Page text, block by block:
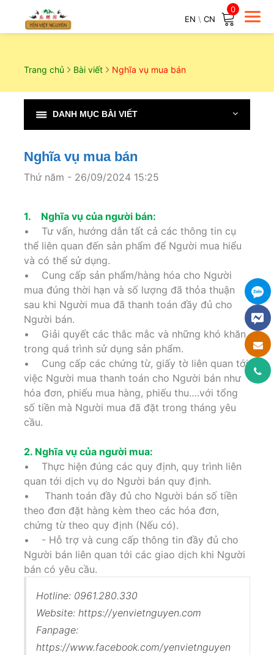
0
EN \ CN
Trang chủ Bài viết Nghĩa vụ mua bán
DANH MỤC BÀI VIẾT
Nghĩa vụ mua bán
Thứ năm - 26/09/2024 15:25
1. Nghĩa vụ của người bán:
• Tư vấn, hướng dẫn tất cả các thông tin cụ
thể liên quan đến sản phẩm để Người mua hiểu
và có thể sử dụng.
• Cung cấp sản phẩm/hàng hóa cho Người
mua đúng thời hạn và số lượng đã thỏa thuận
sau khi Người mua đã thanh toán đầy đủ cho
Người bán.
• Giải quyết các thắc mắc và những khó khăn
trong quá trình sử dụng sản phẩm.
• Cung cấp các chứng từ, giấy tờ liên quan tới
việc Người mua thanh toán cho Người bán như
hóa đơn, phiếu mua hàng, phiếu thu….với tổng
số tiền mà Người mua đã đặt trong tháng yêu
cầu.
2. Nghĩa vụ của người mua:
• Thực hiện đúng các quy định, quy trình liên
quan tới dịch vụ do Người bán quy định.
• Thanh toán đầy đủ cho Người bán số tiền
theo đơn đặt hàng kèm theo các hóa đơn,
chứng từ theo quy định (Nếu có).
• - Hỗ trợ và cung cấp thông tin đầy đủ cho
Người bán liên quan tới các giao dịch khi Người
bán có yêu cầu.
Hotline: 0961.280.330
Website: https://yenvietnguyen.com
Fanpage:
https://www.facebook.com/yenvietnguyen